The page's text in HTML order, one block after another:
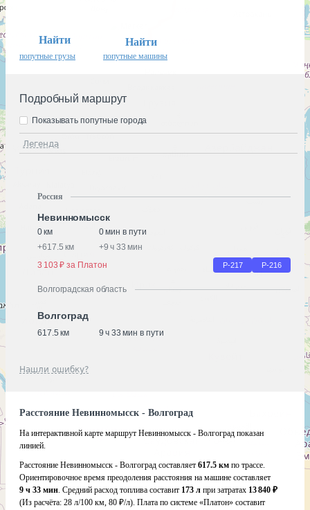
Найти
попутные грузы
Найти
попутные машины
Подробный маршрут
Легенда
Показывать попутные города
Россия
Невинномысск
0 км
0 мин в пути
+617.5 км +9 ч 33 мин
3 103 ₽ за Платон
Р-217 Р-216
Волгоградская область
Волгоград
617.5 км 9 ч 33 мин в пути
Нашли ошибку?
Расстояние Невинномысск - Волгоград
На интерактивной карте маршрут Невинномысск - Волгоград показан
линией.
Расстояние Невинномысск - Волгоград составляет 617.5 км по трассе.
Ориентировочное время преодоления расстояния на машине составляет
9 ч 33 мин. Средний расход топлива составит 173 л при затратах 13 840 ₽
(Из расчёта: 28 л/100 км, 80 ₽/л). Плата по системе «Платон» составит